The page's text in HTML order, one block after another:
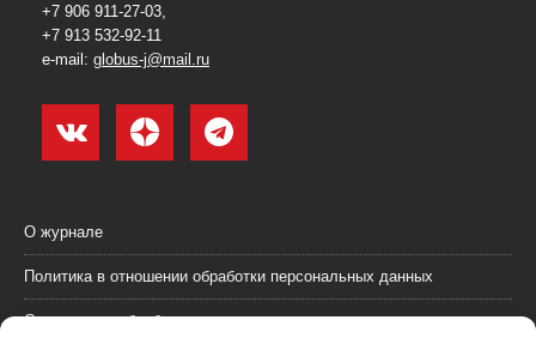
+7 906 911-27-03,
+7 913 532-92-11
e-mail: globus-j@mail.ru
О журнале
Политика в отношении обработки персональных данных
Согласие на обработку персональных данных